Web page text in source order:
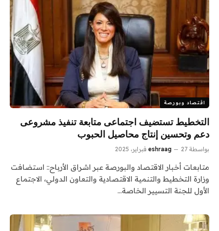
اقتصاد وبورصة
التخطيط تستضيف اجتماعى متابعة تنفيذ مشروعى
دعم وتحسين إنتاج محاصيل الحبوب
بواسطة eshraag 27 فبراير، 2025
متابعات أخبار الاقتصاد والبورصة عبر اشراق الأرباح:: استضافت
وزارة التخطيط والتنمية الاقتصادية والتعاون الدولي، الاجتماع
الأول للجنة التسيير الخاصة…